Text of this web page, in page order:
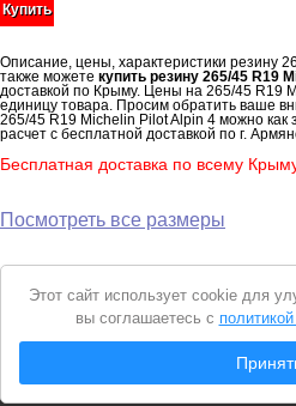
Купить
Описание, цены, характеристики резину
также можете купить резину 265/45 R19
доставкой по Крыму. Цены на 265/45 R19
единицу товара. Просим обратить ваше
265/45 R19 Michelin Pilot Alpin 4 можно как
расчет с бесплатной доставкой по г.
Бесплатная доставка по всему
Посмотреть все размеры
Вся представленная на сайте
является
Уведомление
cookie
Этот сайт использует cookie для
вы соглашаетесь с